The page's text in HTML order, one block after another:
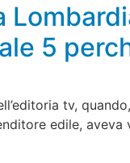
5
tv,
edile,